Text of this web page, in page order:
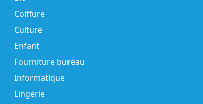
Coiffure
Culture
Enfant
Fourniture bureau
Informatique
Lingerie